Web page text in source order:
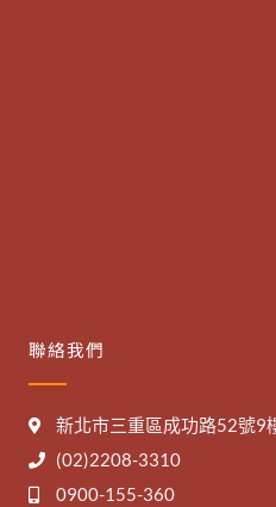
聯絡我們
新北市三重區成功路52號9
(02)2208-3310
0900-155-360